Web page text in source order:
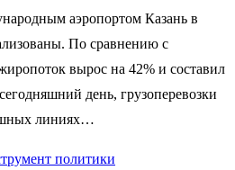
аэропортом Казань в
По сравнению с
вырос на 42% и составил
день, грузоперевозки
линиях…